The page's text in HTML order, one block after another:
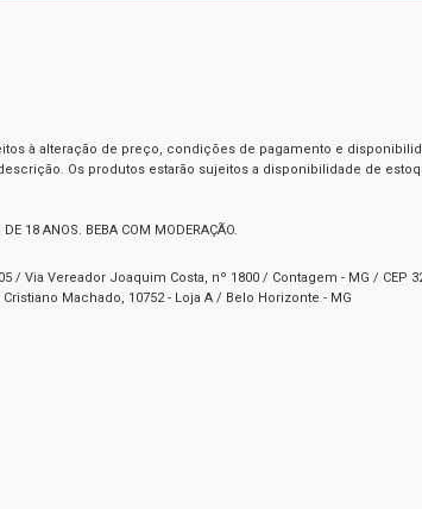
à alteração de preço, condições de pagamento e
Os produtos estarão sujeitos a disponibilidade de
18 ANOS. BEBA COM MODERAÇÃO.
/ Via Vereador Joaquim Costa, nº 1800 / Contagem - MG / CEP
Machado, 10752 - Loja A / Belo Horizonte - MG